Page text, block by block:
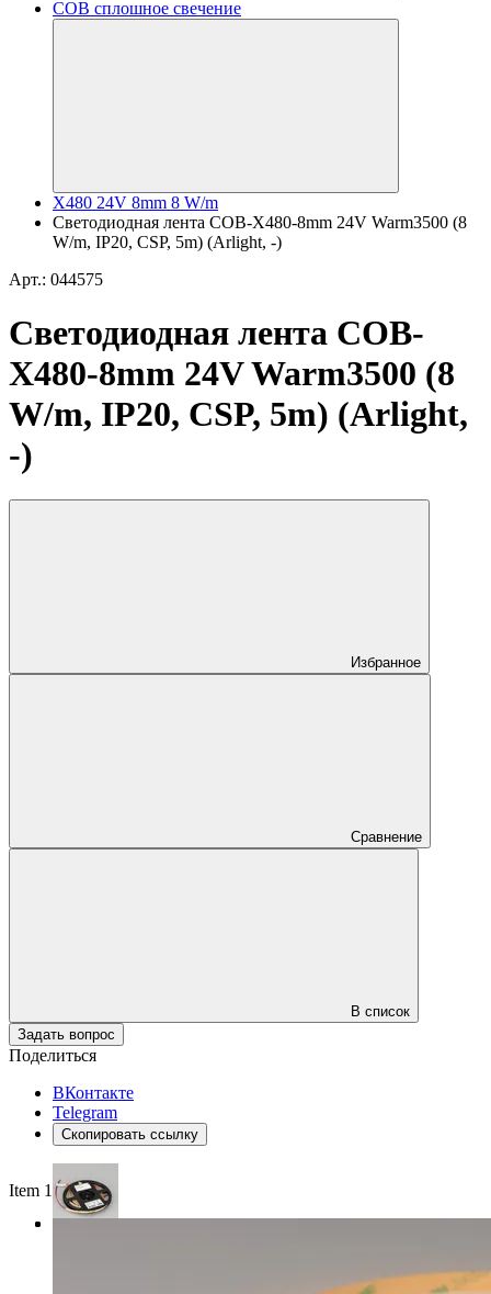
COB сплошное свечение
X480 24V 8mm 8 W/m
Светодиодная лента COB-X480-8mm 24V Warm3500 (8
W/m, IP20, CSP, 5m) (Arlight, -)
Арт.: 044575
Светодиодная лента COB-
X480-8mm 24V Warm3500 (8
W/m, IP20, CSP, 5m) (Arlight,
-)
Избранное
Сравнение
В список
Задать вопрос
Поделиться
ВКонтакте
Telegram
Скопировать ссылку
Item 1 of 3